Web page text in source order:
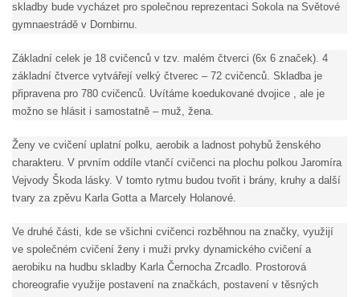
skladby bude vycházet pro společnou reprezentaci Sokola na Světové
gymnaestrádě v Dornbirnu.
Základní celek je 18 cvičenců v tzv. malém čtverci (6x 6 značek). 4
základní čtverce vytvářejí velký čtverec – 72 cvičenců. Skladba je
připravena pro 780 cvičenců. Uvítáme koedukované dvojice , ale je
možno se hlásit i samostatně – muž, žena.
Ženy ve cvičení uplatní polku, aerobik a ladnost pohybů ženského
charakteru. V prvním oddíle vtančí cvičenci na plochu polkou Jaromíra
Vejvody Škoda lásky. V tomto rytmu budou tvořit i brány, kruhy a další
tvary za zpěvu Karla Gotta a Marcely Holanové.
Ve druhé části, kde se všichni cvičenci rozběhnou na značky, využijí
ve společném cvičení ženy i muži prvky dynamického cvičení a
aerobiku na hudbu skladby Karla Černocha Zrcadlo. Prostorová
choreografie využije postavení na značkách, postavení v těsných